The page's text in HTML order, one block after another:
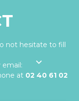
not hesitate to fill
email:
at 02 40 61 02